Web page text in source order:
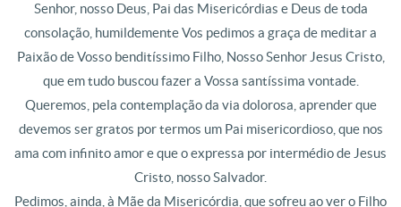
Senhor, nosso Deus, Pai das Misericórdias e Deus de toda
consolação, humildemente Vos pedimos a graça de meditar a
Paixão de Vosso benditíssimo Filho, Nosso Senhor Jesus Cristo,
que em tudo buscou fazer a Vossa santíssima vontade.
Queremos, pela contemplação da via dolorosa, aprender que
devemos ser gratos por termos um Pai misericordioso, que nos
ama com infinito amor e que o expressa por intermédio de Jesus
Cristo, nosso Salvador.
Pedimos, ainda, à Mãe da Misericórdia, que sofreu ao ver o Filho